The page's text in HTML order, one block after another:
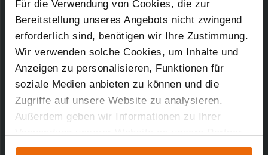
Für die Verwendung von Cookies, die zur
Bereitstellung unseres Angebots nicht zwingend
erforderlich sind, benötigen wir Ihre Zustimmung.
Wir verwenden solche Cookies, um Inhalte und
Anzeigen zu personalisieren, Funktionen für
soziale Medien anbieten zu können und die
Zugriffe auf unsere Website zu analysieren.
Außerdem geben wir Informationen zu Ihrer
Verwendung unserer Website an unsere Partner
für soziale Medien, Werbung und Analysen weiter.
Funk-Analyser – 868 MHz
Kurz-Bez.: EQ3-RFA
Downloads-Art:Produktdatenblatt
Artikel-Nr.: 154121A0
27.08.2019
287,88 KB